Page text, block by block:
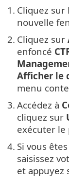
1. Cliquez sur
nouvelle
2. Cliquez sur
enfoncé
Afficher le
menu
3. Accédez à
cliquez sur
exécuter le
4. Si vous
saisissez
et appuyez